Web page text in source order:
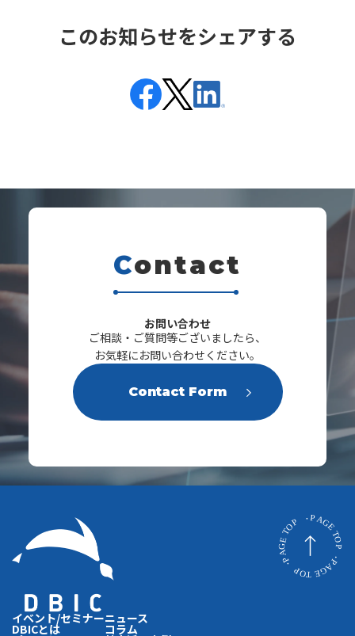
このお知らせをシェアする
Contact
お問い合わせ
ご相談・ご質問等ございましたら、
お気軽にお問い合わせください。
Contact Form
イベント/セミナー
DBICとは
ニュース
コラム